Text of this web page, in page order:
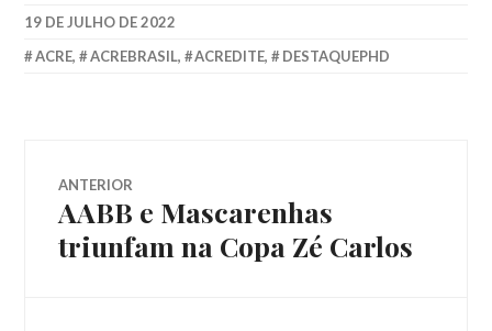
19 DE JULHO DE 2022
ACRE, ACREBRASIL, ACREDITE, DESTAQUEPHD
ANTERIOR
AABB e Mascarenhas
triunfam na Copa Zé Carlos